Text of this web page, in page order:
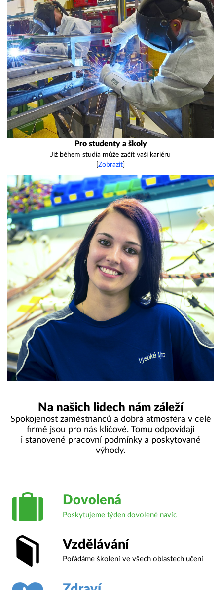
Pro studenty a školy
Již během studia může začít vaši kariéru
Zobrazit
Na našich lidech nám záleží
Spokojenost zaměstnanců a dobrá atmosféra v celé
firmě jsou pro nás klíčové. Tomu odpovídají
i stanovené pracovní podmínky a poskytované
výhody.
Dovolená
Poskytujeme týden dovolené navíc
Vzdělávání
Pořádáme školení ve všech oblastech učení